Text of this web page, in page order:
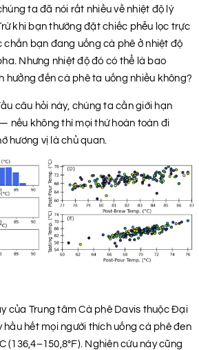
ta đã nói rất nhiều về nhiệt độ lý
khi bạn thường đặt chiếc phễu lọc trực
chắn bạn đang uống cà phê ở nhiệt độ
Nhưng nhiệt độ đó có thể là bao
hưởng đến cà phê ta uống nhiều không?
câu hỏi này, chúng ta cần giới hạn
nếu không thì mọi thứ hoàn toàn đi
hương vị là chủ quan.
của Trung tâm Cà phê Davis thuộc Đại
hầu hết mọi người thích uống cà phê đen
(136,4–150,8°F). Nghiên cứu này cũng